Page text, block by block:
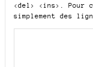
<del> <ins>
. Pour
simplement des